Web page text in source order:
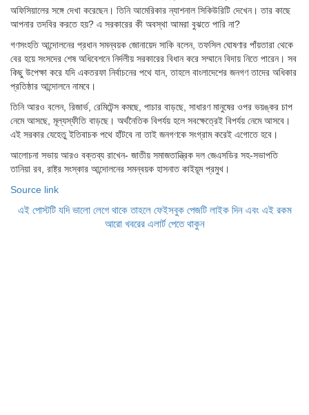
অফিসিয়ালের সঙ্গে দেখা করেছেন। তিনি আমেরিকার ন্যাশনাল সিকিউরিটি দেখেন। তার কাছে
আপনার তদবির করতে হয়? এ সরকারের কী অবস্থা আমরা বুঝতে পারি না?
গণসংহতি আন্দোলনের প্রধান সমন্বয়ক জোনায়েদ সাকি বলেন, তফসিল ঘোষণার পাঁয়তারা থেকে
বের হয়ে সংসদের শেষ অধিবেশনে নির্দলীয় সরকারের বিধান করে সম্মানে বিদায় নিতে পারেন। সব
কিছু উপেক্ষা করে যদি একতরফা নির্বাচনের পথে যান, তাহলে বাংলাদেশের জনগণ তাদের অধিকার
প্রতিষ্ঠার আন্দোলনে নামবে।
তিনি আরও বলেন, রিজার্ভ, রেমিটেন্স কমছে, পাচার বাড়ছে, সাধারণ মানুষের ওপর ভয়ঙ্কর চাপ
নেমে আসছে, মূল্যস্ফীতি বাড়ছে। অর্থনৈতিক বিপর্যয় হলে সবক্ষেত্রেই বিপর্যয় নেমে আসবে।
এই সরকার যেহেতু ইতিবাচক পথে হাঁটবে না তাই জনগণকে সংগ্রাম করেই এগোতে হবে।
আলোচনা সভায় আরও বক্তব্য রাখেন- জাতীয় সমাজতান্ত্রিক দল জেএসডির সহ-সভাপতি
তানিয়া রব, রাষ্ট্র সংস্কার আন্দোলনের সমন্বয়ক হাসনাত কাইয়ূম প্রমুখ।
Source link
এই পোস্টটি যদি ভালো লেগে থাকে তাহলে ফেইসবুক পেজটি লাইক দিন এবং এই রকম
আরো খবরের এলার্ট পেতে থাকুন